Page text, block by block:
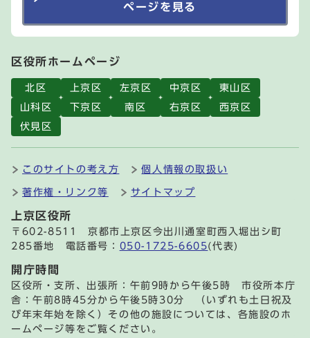
ページを見る
区役所ホームページ
北区 上京区 左京区 中京区
東山区
山科区
下京区 南区 右京区
西京区
伏見区
このサイトの考え方 個人情報の取扱い
著作権・リンク等 サイトマップ
上京区役所
〒602-8511 京都市上京区今出川通室町西入堀出シ町
285番地 電話番号： 050-1725-6605(代表)
開庁時間
区役所・支所、出張所：午前9時から午後5時 市役所本庁
舎：午前8時45分から午後5時30分 （いずれも土日祝及
び年末年始を除く）その他の施設については、各施設のホ
ームページ等をご覧ください。